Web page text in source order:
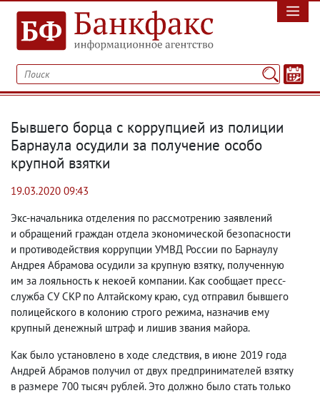
Бывшего борца с коррупцией из полиции
Барнаула осудили за получение особо
крупной взятки
19.03.2020 09:43
Экс-начальника отделения по рассмотрению заявлений
и обращений граждан отдела экономической безопасности
и противодействия коррупции УМВД России по Барнаулу
Андрея Абрамова осудили за крупную взятку, полученную
им за лояльность к некоей компании. Как сообщает пресс-
служба СУ СКР по Алтайскому краю, суд отправил бывшего
полицейского в колонию строго режима, назначив ему
крупный денежный штраф и лишив звания майора.
Как было установлено в ходе следствия, в июне 2019 года
Андрей Абрамов получил от двух предпринимателей взятку
в размере 700 тысяч рублей. Это должно было стать только